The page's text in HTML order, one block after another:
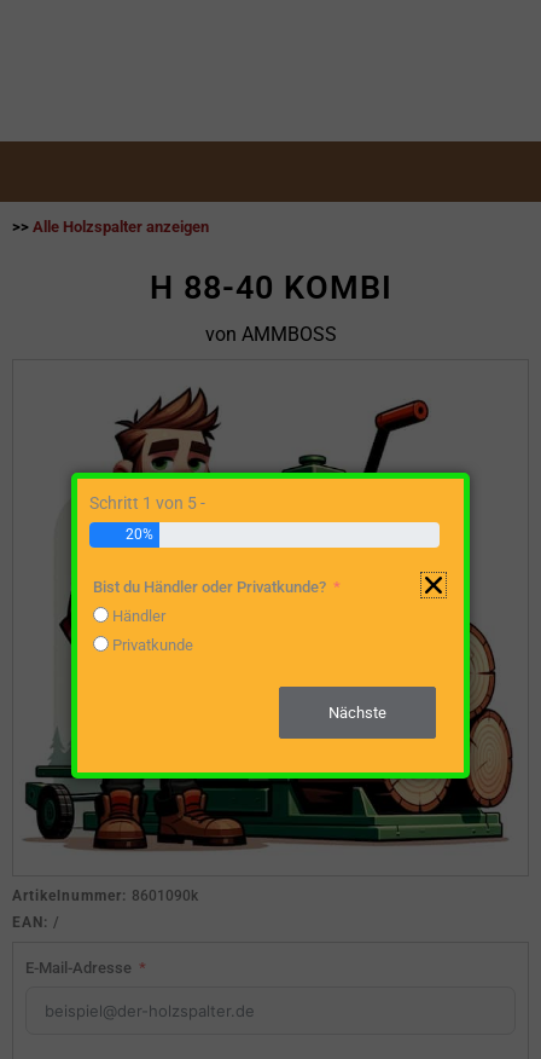
>> Alle Holzspalter anzeigen
H 88-40 KOMBI
von AMMBOSS
Artikelnummer: 8601090k
EAN: /
E-Mail-Adresse
Schritt 1 von 5 -
20%
Bist du Händler oder Privatkunde?
Händler
Privatkunde
Nächste